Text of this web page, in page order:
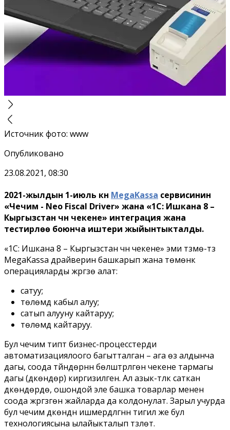
Источник фото: www
Опубликовано
23.08.2021, 08:30
2021-жылдын 1-июль күнү MegaKassa сервисинин
«Чечим - Neo Fiscal Driver» жана «1С: Ишкана 8 –
Кыргызстан үчүн чекене» интеграция жана
тестирлөө боюнча иштери жыйынтыкталды.
«1С: Ишкана 8 – Кыргызстан үчүн чекене» эми түзмө-түз
MegaKassa драйверин башкарып жана төмөнкү
операцияларды жүргүзө алат:
сатуу;
төлөмдүү кабыл алуу;
сатып алууну кайтаруу;
төлөмдү кайтаруу.
Бул чечим типтүү бизнес-процесстерди
автоматизациялоого багытталган – ага өз алдынча
дагы, соода түйүндөрүнүн бөлүштүрүлгөн чекене тармагы
дагы (дүкөндөр) киргизилген. Ал азык-түлүк саткан
дүкөндөрдө, ошондой эле башка товарлар менен
соода жүргүзгөн жайларда да колдонулат. Зарыл учурда
бул чечим дүкөндүн ишмердүүлүгүнүн тигил же бул
технологиясына ылайыкталып түзүлөт.